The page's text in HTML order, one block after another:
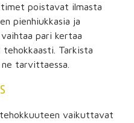
poistavat ilmasta
pienhiukkasia ja
pari kertaa
Tarkista
tarvittaessa.
tehokkuuteen vaikuttavat